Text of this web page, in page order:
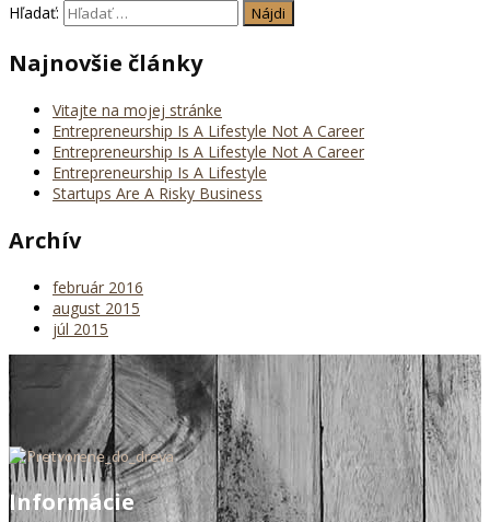
Hľadať:
Najnovšie články
Vitajte na mojej stránke
Entrepreneurship Is A Lifestyle Not A Career
Entrepreneurship Is A Lifestyle Not A Career
Entrepreneurship Is A Lifestyle
Startups Are A Risky Business
Archív
február 2016
august 2015
júl 2015
Informácie